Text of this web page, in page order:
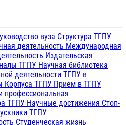
вуза Структура ТГПУ
деятельность Международная
Издательская
ТГПУ Научная библиотека
деятельности ТГПУ в
Корпуса ТГПУ Прием в ТГПУ
ТГПУ Научные достижения Стоп-
ТГПУ
Студенческая жизнь